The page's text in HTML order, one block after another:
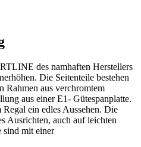
des namhaften Herstellers
Die Seitenteile bestehen
Rahmen aus verchromtem
aus einer E1- Gütespanplatte.
ein edles Aussehen. Die
Ausrichten, auch auf leichten
sind mit einer